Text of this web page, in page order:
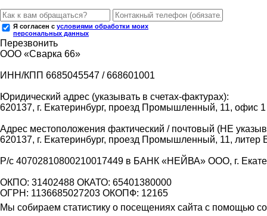
Я согласен с условиями обработки моих
персональных данных
Перезвонить
ООО «Сварка 66»
ИНН/КПП 6685045547 / 668601001
Юридический адрес (указывать в счетах-фактурах):
620137, г. Екатеринбург, проезд Промышленный, 11, офис 1
Адрес местоположения фактический / почтовый (НЕ
620137, г. Екатеринбург, проезд Промышленный, 11, литер
Р/с 40702810800210017449 в БАНК «НЕЙВА» ООО, г.
ОКПО: 31402488 ОКАТО: 65401380000
ОГРН: 1136685027203 ОКОПФ: 12165
Мы собираем статистику о посещениях сайта с помощью